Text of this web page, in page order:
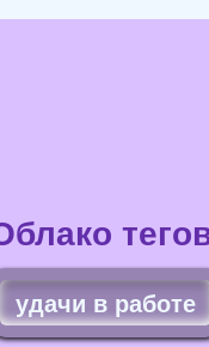
удачи в работе